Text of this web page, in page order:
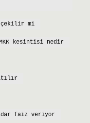
çekilir mi
kesintisi nedir
faiz veriyor